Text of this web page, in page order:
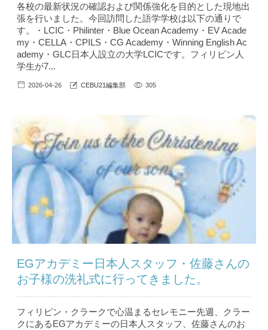
各校の最新状況の確認および関係強化を目的とした現地出
張を行いました。今回訪問した語学学校は以下の通りで
す。・LCIC・Philinter・Blue Ocean Academy・EV Acade
my・CELLA・CPILS・CG Academy・Winning English Ac
ademy・GLC日本人設立の大学LCICです。フィリピン人
学生が7...
2026-04-26 CEBU21編集部 305
EGアカデミー日本人スタッフ・佐藤さんの
お子様の洗礼式に行ってきました。
フィリピン・クラークで心温まるセレモニー先週、クラー
クにあるEGアカデミーの日本人スタッフ、佐藤さんのお